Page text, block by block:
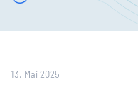
13. Mai 2025